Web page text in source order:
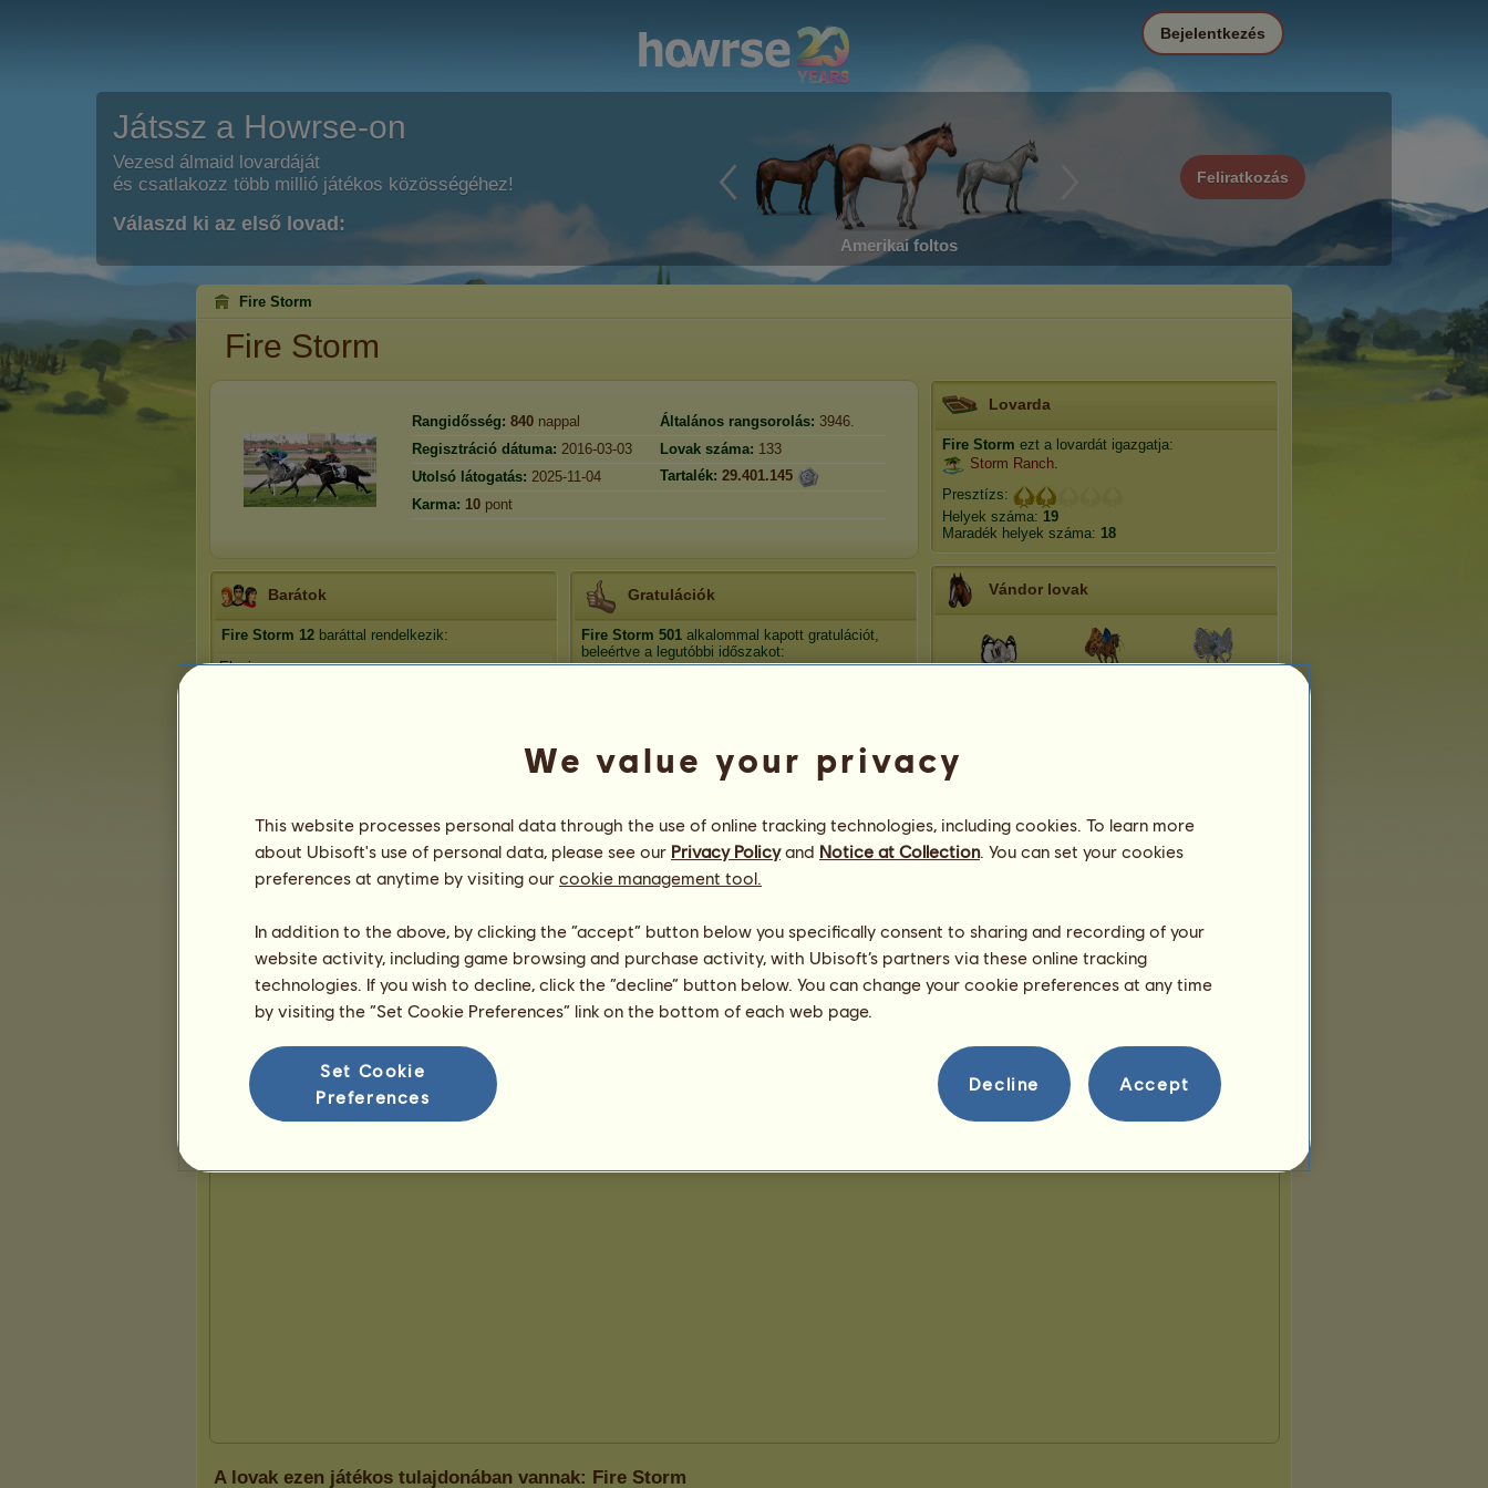
Játssz a Howrse-on
Vezesd álmaid lovardáját
és csatlakozz több millió játékos közösségéhez!
Válaszd ki az első lovad:
Amerikai foltos
Feliratkozás
Bejelentkezés
Fire Storm
Fire Storm
Rangidősség: 840 nappal Általános rangsorolás: 3946.
Regisztráció dátuma: 2016-03-03 Lovak száma: 133
Utolsó látogatás: 2025-11-04 Tartalék: 29.401.145
Karma: 10 pont
Barátok
Fire Storm 12 baráttal rendelkezik:
Elysia
Gratulációk
Fire Storm 501 alkalommal kapott gratulációt,
beleértve a legutóbbi időszakot:
Sötét vihar
353 nap ezelőtt
Trófeák
0 0 11 38
Lovarda
Fire Storm ezt a lovardát igazgatja:
Storm Ranch.
Presztízs:
Helyek száma: 19
Maradék helyek száma: 18
Vándor lovak
Atalantalepke
Zátony Jégtábla Sztyeppe
Bemutató
A lovak ezen játékos tulajdonában vannak: Fire Storm
We value your privacy
This website processes personal data through the use of online tracking technologies, including cookies. To learn more
about Ubisoft's use of personal data, please see our Privacy Policyand Notice at Collection. You can set your cookies
preferences at anytime by visiting our cookie management tool.
In addition to the above, by clicking the “accept” button below you specifically consent to sharing and recording of your
website activity, including game browsing and purchase activity, with Ubisoft’s partners via these online tracking
technologies. If you wish to decline, click the “decline” button below. You can change your cookie preferences at any time
by visiting the “Set Cookie Preferences” link on the bottom of each web page.
Set Cookie
Preferences
Decline Accept